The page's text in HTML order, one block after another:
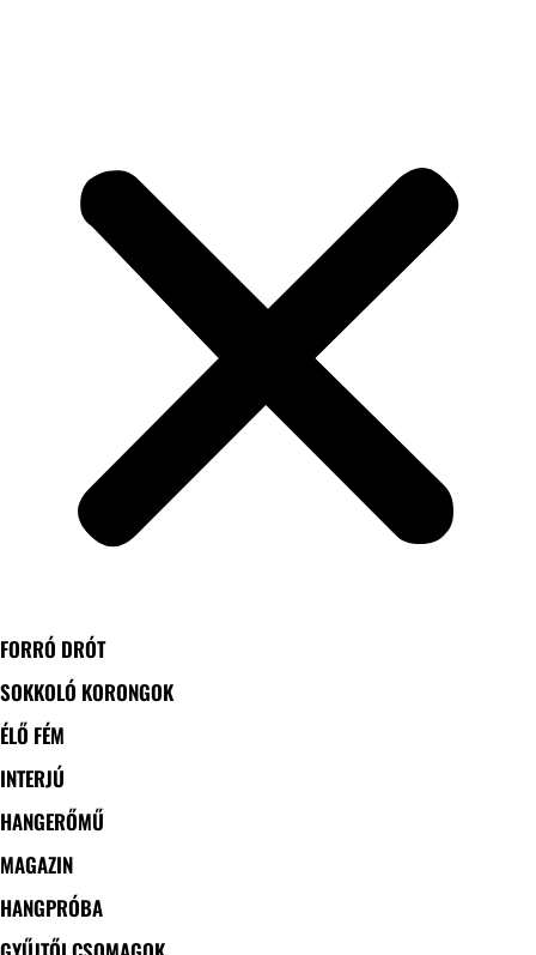
FORRÓ DRÓT
SOKKOLÓ KORONGOK
ÉLŐ FÉM
INTERJÚ
HANGERŐMŰ
MAGAZIN
HANGPRÓBA